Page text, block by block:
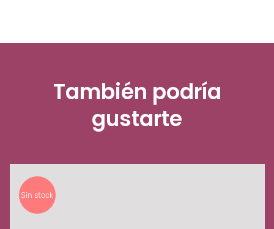
También podría
gustarte
Sin stock